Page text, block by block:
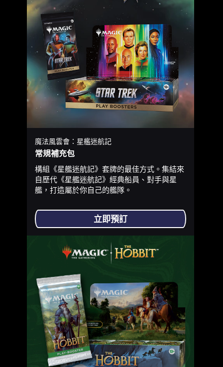
魔法風雲會：星艦迷航記
常規補充包
構組《星艦迷航記》套牌的最佳方式。集結來
自歷代《星艦迷航記》經典船員、對手與星
艦，打造屬於你自己的艦隊。
立即預訂